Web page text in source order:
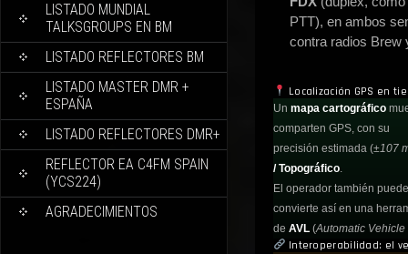
LISTADO MUNDIAL
TALKSGROUPS EN BM
LISTADO REFLECTORES BM
LISTADO MASTER DMR +
ESPAÑA
LISTADO REFLECTORES DMR+
REFLECTOR EA C4FM SPAIN
(YCS224)
AGRADECIMIENTOS
PTT), en ambos
contra radios
Localización GPS en
Un mapa cartográfico
comparten GPS, con su
precisión estimada (±107
/ Topográfico.
El operador también
convierte así en una
de AVL (Automatic
Interoperabilidad: el